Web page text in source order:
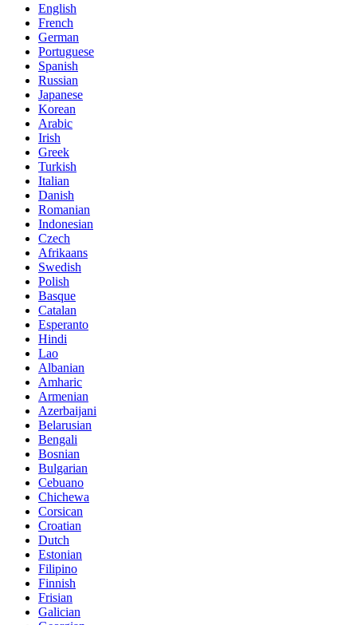
English
French
German
Portuguese
Spanish
Russian
Japanese
Korean
Arabic
Irish
Greek
Turkish
Italian
Danish
Romanian
Indonesian
Czech
Afrikaans
Swedish
Polish
Basque
Catalan
Esperanto
Hindi
Lao
Albanian
Amharic
Armenian
Azerbaijani
Belarusian
Bengali
Bosnian
Bulgarian
Cebuano
Chichewa
Corsican
Croatian
Dutch
Estonian
Filipino
Finnish
Frisian
Galician